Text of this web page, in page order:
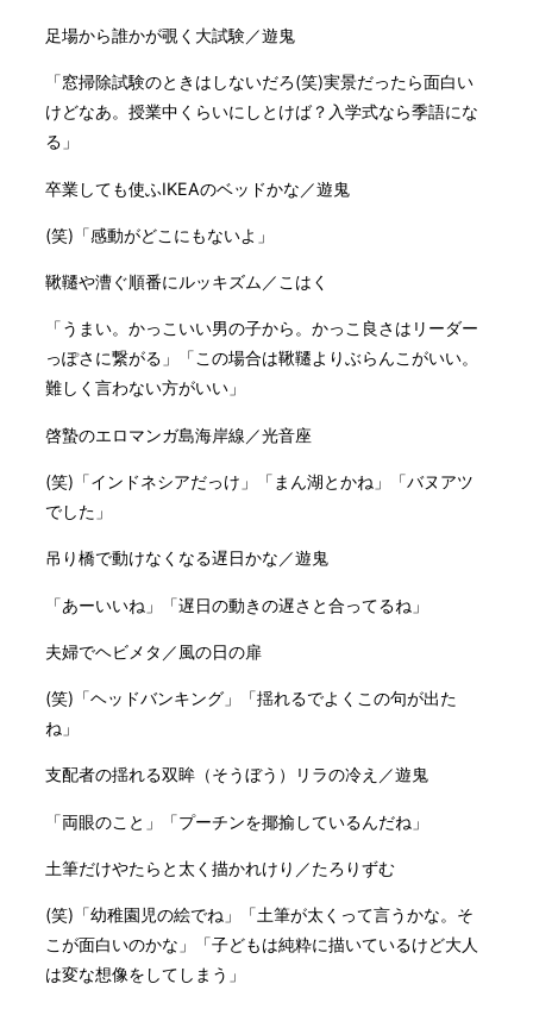
足場から誰かが覗く大試験／遊鬼
「窓掃除試験のときはしないだろ(笑)実景だったら面白い
けどなあ。授業中くらいにしとけば？入学式なら季語にな
る」
卒業しても使ふIKEAのベッドかな／遊鬼
(笑)「感動がどこにもないよ」
鞦韆や漕ぐ順番にルッキズム／こはく
「うまい。かっこいい男の子から。かっこ良さはリーダー
っぽさに繋がる」「この場合は鞦韆よりぶらんこがいい。
難しく言わない方がいい」
啓蟄のエロマンガ島海岸線／光音座
(笑)「インドネシアだっけ」「まん湖とかね」「バヌアツ
でした」
吊り橋で動けなくなる遅日かな／遊鬼
「あーいいね」「遅日の動きの遅さと合ってるね」
夫婦でヘビメタ／風の日の扉
(笑)「ヘッドバンキング」「揺れるでよくこの句が出た
ね」
支配者の揺れる双眸（そうぼう）リラの冷え／遊鬼
「両眼のこと」「プーチンを揶揄しているんだね」
土筆だけやたらと太く描かれけり／たろりずむ
(笑)「幼稚園児の絵でね」「土筆が太くって言うかな。そ
こが面白いのかな」「子どもは純粋に描いているけど大人
は変な想像をしてしまう」